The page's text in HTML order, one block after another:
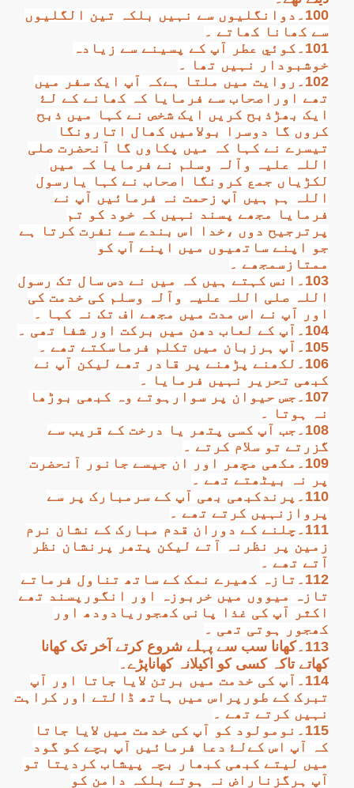
100۔دوانگلیوں سے نہیں بلکہ تین الگلیوں
سے کھانا کھاتے ۔
101۔کوئي عطر آپ کے پسینے سے زیادہ
خوشبودار نہیں تھا ۔
102۔روایت میں ملتا ہےکہ آپ ایک سفر میں
تھے اوراصحاب سے فرمایا کہ کھانے کے لۓ
ایک بھڑذبح کریں ایک شخص نے کہا میں ذبح
کروں گا دوسرا بولامیں کھال اتارونگا
تیسرے نے کہا کہ میں پکاوں گا آنحضرت صلی
اللہ علیہ وآلہ وسلم نے فرمایا کہ میں
لکڑیاں جمع کرونگا اصحاب نے کہا یارسول
اللہ ہم ہیں آپ زحمت نہ فرمائیں آپ نے
فرمایا مجھے پسند نہیں کہ خود کو تم
پرترجیح دوں ،خدا اس بندے سے نفرت کرتا ہے
جو اپنے ساتھیوں میں اپنے آپ کو
ممتازسمجھے ۔
103۔انس کہتے ہیں کہ میں نے دس سال تک رسول
اللہ صلی اللہ علیہ وآلہ وسلم کی خدمت کی
اور آپ نے اس مدت میں مجھے اف تک نہ کہا ۔
104۔آپ کے لعاب دھن میں برکت اور شفا تھی ۔
105۔آپ ہرزبان میں تکلم فرماسکتے تھے ۔
106۔لکھنے پڑھنے پر قادر تھے لیکن آپ نے
کبھی تحریر نہیں فرمایا ۔
107۔جس حیوان پر سوارہوتے وہ کبھی بوڑھا
نہ ہوتا ۔
108۔جب آپ کسی پتھر یا درخت کے قریب سے
گزرتے تو سلام کرتے ۔
109۔مکھی مچھر اور ان جیسے جانور آنحضرت
پر نہ بیٹھتے تھے ۔
110۔پرندکبھی بھی آپ کے سرمبارک پر سے
پروازنہیں کرتے تھے ۔
111۔چلنے کے دوران قدم مبارک کے نشان نرم
زمین پر نظرنہ آتے لیکن پتھر پرنشان نظر
آتے تھے ۔
112۔تازہ کھیرے نمک کے ساتھ تناول فرماتے
تازہ میووں میں خربوزہ اور انگورپسند تھے
اکثر آپ کی غذا پانی کھجوریادودھ اور
کھجور ہوتی تھی ۔
113۔کھانا سب سے پہلے شروع کرتے آخر تک کھانا
کھاتے تاکہ کسی کو اکیلانہ کھاناپڑے۔
114۔آپ کی خدمت میں برتن لایا جاتا اور آپ
تبرک کے طورپراس میں ہاتھ ڈالتے اور کراہت
نہیں کرتے تھے ۔
115۔نومولود کو آپ کی خدمت میں لایا جاتا
کہ آپ اس کےلۓ دعا فرمائيں آپ بچے کو گود
میں لیتے کبھی کبھار بچہ پیشاب کردیتا تو
آپ ہرگزناراض نہ ہوتے بلکہ دامن کو